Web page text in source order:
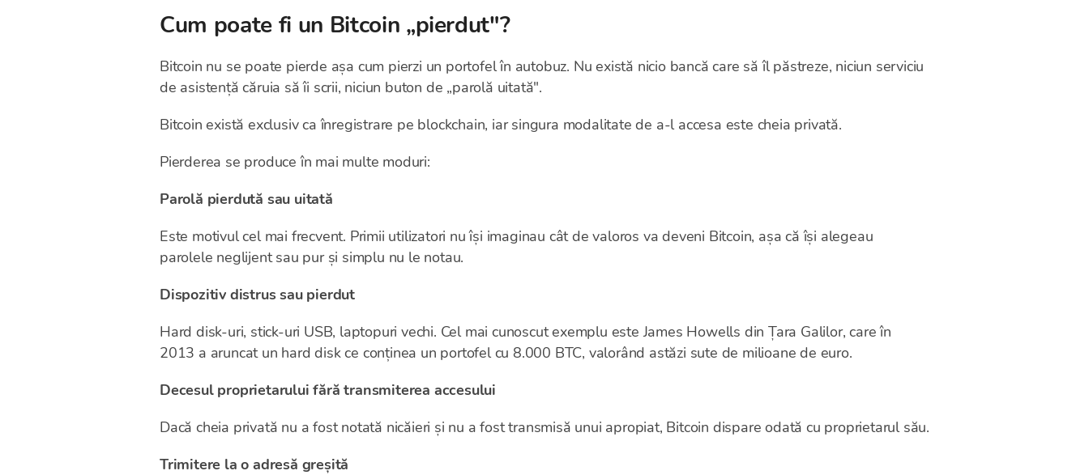
Cum poate fi un Bitcoin „pierdut"?
Bitcoin nu se poate pierde așa cum pierzi un portofel în autobuz. Nu există nicio bancă care să îl păstreze, niciun serviciu
de asistență căruia să îi scrii, niciun buton de „parolă uitată".
Bitcoin există exclusiv ca înregistrare pe blockchain, iar singura modalitate de a-l accesa este cheia privată.
Pierderea se produce în mai multe moduri:
Parolă pierdută sau uitată
Este motivul cel mai frecvent. Primii utilizatori nu își imaginau cât de valoros va deveni Bitcoin, așa că își alegeau
parolele neglijent sau pur și simplu nu le notau.
Dispozitiv distrus sau pierdut
Hard disk-uri, stick-uri USB, laptopuri vechi. Cel mai cunoscut exemplu este James Howells din Țara Galilor, care în
2013 a aruncat un hard disk ce conținea un portofel cu 8.000 BTC, valorând astăzi sute de milioane de euro.
Decesul proprietarului fără transmiterea accesului
Dacă cheia privată nu a fost notată nicăieri și nu a fost transmisă unui apropiat, Bitcoin dispare odată cu proprietarul său.
Trimitere la o adresă greșită